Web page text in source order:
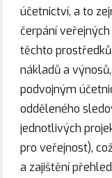
účetnictví, a to
čerpání
těchto
nákladů a
podvojným
odděleného
jednotlivých
pro veřejnost),
a zajištění